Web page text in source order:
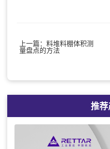
上一篇：料堆料棚体积测
量盘点的方法
推